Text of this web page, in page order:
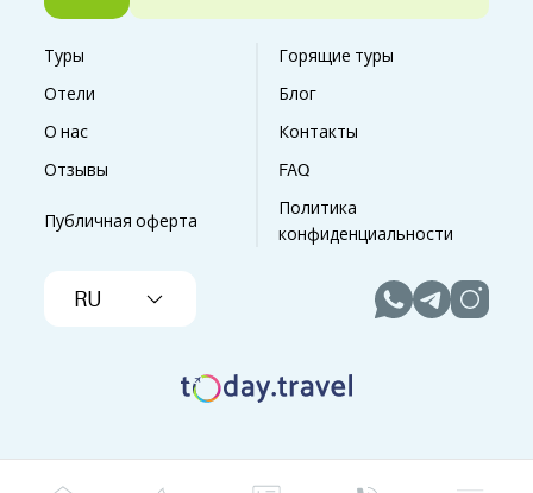
Туры
Горящие туры
Отели
Блог
О нас
Контакты
Отзывы
FAQ
Публичная оферта
Политика
конфиденциальности
RU